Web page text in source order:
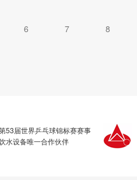
6 7 8
53届世界乒乓球锦标赛赛事
水设备唯一合作伙伴